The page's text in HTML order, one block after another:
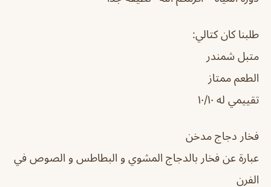
طلبنا كان كتالي:
متبل شمندر
الطعم ممتاز
تقييمي له ١٠/١٠
فخار دجاج مدخن
عبارة عن فخار بالدجاج المشوي و البطاطس و الصوص في
الفرن